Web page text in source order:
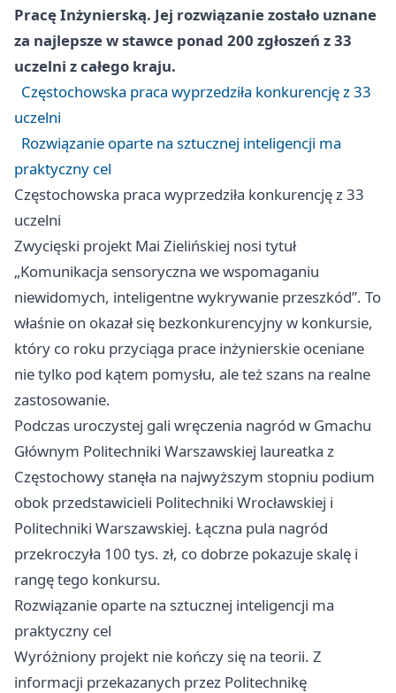
Pracę Inżynierską. Jej rozwiązanie zostało uznane
za najlepsze w stawce ponad 200 zgłoszeń z 33
uczelni z całego kraju.
Częstochowska praca wyprzedziła konkurencję z 33
uczelni
Rozwiązanie oparte na sztucznej inteligencji ma
praktyczny cel
Częstochowska praca wyprzedziła konkurencję z 33
uczelni
Zwycięski projekt Mai Zielińskiej nosi tytuł
„Komunikacja sensoryczna we wspomaganiu
niewidomych, inteligentne wykrywanie przeszkód”. To
właśnie on okazał się bezkonkurencyjny w konkursie,
który co roku przyciąga prace inżynierskie oceniane
nie tylko pod kątem pomysłu, ale też szans na realne
zastosowanie.
Podczas uroczystej gali wręczenia nagród w Gmachu
Głównym Politechniki Warszawskiej laureatka z
Częstochowy stanęła na najwyższym stopniu podium
obok przedstawicieli Politechniki Wrocławskiej i
Politechniki Warszawskiej. Łączna pula nagród
przekroczyła 100 tys. zł, co dobrze pokazuje skalę i
rangę tego konkursu.
Rozwiązanie oparte na sztucznej inteligencji ma
praktyczny cel
Wyróżniony projekt nie kończy się na teorii. Z
informacji przekazanych przez Politechnikę